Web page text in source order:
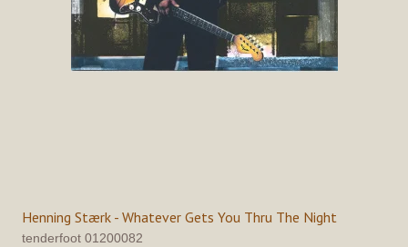
Henning Stærk - Whatever Gets You Thru The Night
tenderfoot 01200082